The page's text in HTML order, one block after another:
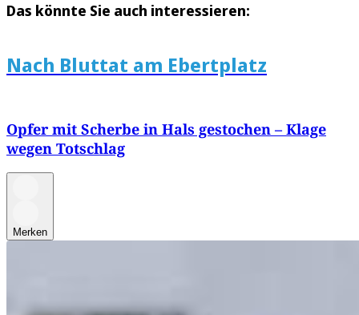
Das könnte Sie auch interessieren:
Nach Bluttat am Ebertplatz
Opfer mit Scherbe in Hals gestochen – Klage
wegen Totschlag
Merken